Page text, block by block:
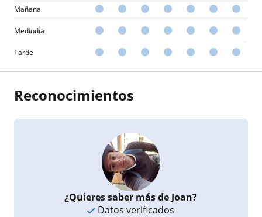
Mañana
Mediodía
Tarde
Reconocimientos
¿Quieres saber más de Joan?
Datos verificados